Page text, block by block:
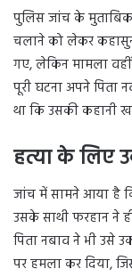
पुलिस जांच के
चलाने को लेकर
गए, लेकिन मामला
पूरी घटना अपने पिता
था कि उसकी कहानी
हत्या के लिए
जांच में सामने आया है
उसके साथी फरहान ने
पिता नबाव ने भी उसे
पर हमला कर दिया,